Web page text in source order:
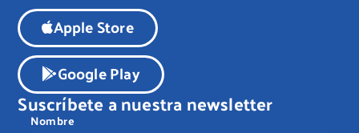
Apple Store
Google Play
Suscríbete a nuestra newsletter
Nombre